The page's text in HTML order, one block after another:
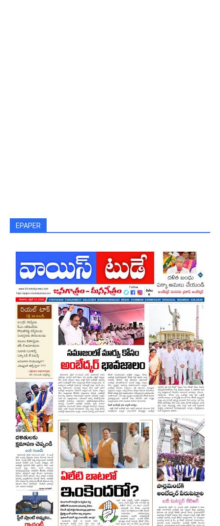
EPAPER